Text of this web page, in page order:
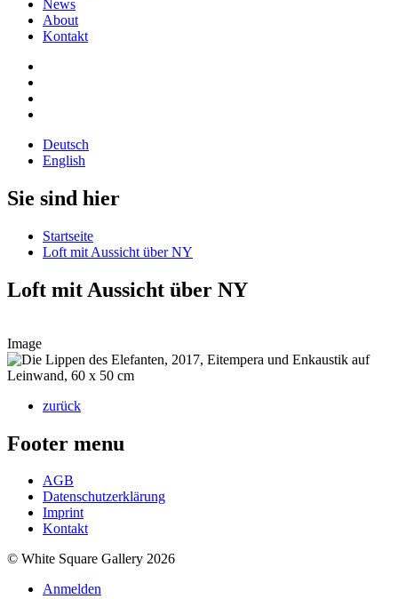
News
About
Kontakt
Deutsch
English
Sie sind hier
Startseite
Loft mit Aussicht über NY
Loft mit Aussicht über NY
Image
zurück
Footer menu
AGB
Datenschutzerklärung
Imprint
Kontakt
© White Square Gallery 2026
Anmelden